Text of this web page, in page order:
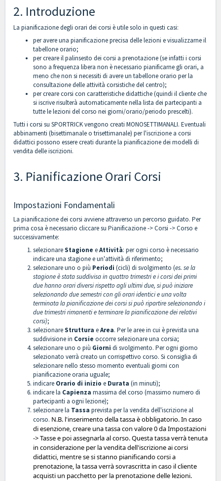
2. Introduzione
La pianificazione degli orari dei corsi è utile solo in questi casi:
per avere una pianificazione precisa delle lezioni e visualizzarne il
tabellone orario;
per creare il palinsesto dei corsi a prenotazione (se infatti i corsi
sono a frequenza libera non è necessario pianificarne gli orari, a
meno che non si necessiti di avere un tabellone orario per la
consultazione delle attività corsistiche del centro);
per creare corsi con caratteristiche didattiche (quindi il cliente che
si iscrive risulterà automaticamente nella lista dei partecipanti a
tutte le lezioni del corso nei giorni/orario/periodo prescelti).
Tutti i corsi su SPORTRICK vengono creati MONOSETTIMANALI. Eventuali
abbinamenti (bisettimanale o trisettimanale) per l'iscrizione a corsi
didattici possono essere creati durante la pianificazione dei modelli di
vendita delle iscrizioni.
3. Pianificazione Orari Corsi
Impostazioni Fondamentali
La pianificazione dei corsi avviene attraverso un percorso guidato. Per
prima cosa è necessario cliccare su Pianificazione -> Corsi -> Corso e
successivamente:
selezionareStagione eAttività: per ogni corso è necessario
indicare una stagione e un'attività di riferimento;
selezionare uno o più Periodi (cicli) di svolgimento (es. se la
stagione è stata suddivisa in quattro trimestri e i corsi dei primi
due hanno orari diversi rispetto agli ultimi due, si può iniziare
selezionando due semestri con gli orari identici e una volta
terminata la pianificazione dei corsi si può ripartire selezionando i
due trimestri rimanenti e terminare la pianificazione dei relativi
corsi);
selezionareStruttura eArea. Per le aree in cui è prevista una
suddivisione in Corsie occorre selezionare una corsia;
selezionare uno o più Giorni di svolgimento. Per ogni giorno
selezionato verrà creato un corrispettivo corso. Si consiglia di
selezionare nello stesso momento eventuali giorni con
pianificazione oraria uguale;
indicare Orario di inizio e Durata (in minuti);
indicare la Capienza massima del corso (massimo numero di
partecipanti a ogni lezione);
selezionare la Tassa prevista per la vendita dell'iscrizione al
corso. N.B. l'inserimento della tassa è obbligatorio. In caso
di esenzione, creare una tassa con valore 0 da Impostazioni
-> Tasse e poi assegnarla al corso. Questa tassa verrà tenuta
in considerazione per la vendita dell'iscrizione ai corsi
didattici, mentre se si stanno pianificando corsi a
prenotazione, la tassa verrà sovrascritta in caso il cliente
acquisti un pacchetto per la prenotazione delle lezioni.